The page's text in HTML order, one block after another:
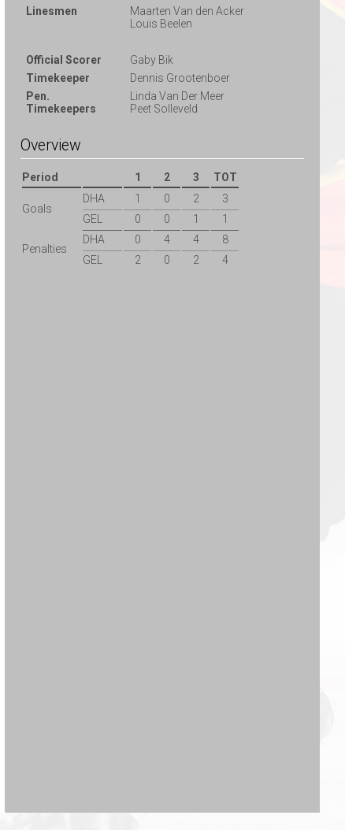
Linesmen
Maarten Van den Acker
Louis Beelen
Official Scorer
Gaby Bik
Timekeeper
Dennis Grootenboer
Pen.
Timekeepers
Linda Van Der Meer
Peet Solleveld
Overview
Period 1 2 3 TOT
Goals
DHA 1 0 2
3
GEL
0 0 1 1
Penalties
DHA 0 4 4
8
GEL
2 0 2 4